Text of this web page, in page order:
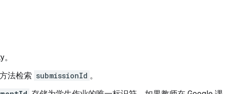
方法检索 submissionId 。